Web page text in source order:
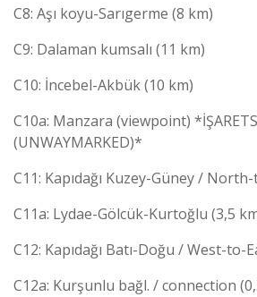
C8: Aşı koyu-Sarıgerme (8 km)
C9: Dalaman kumsalı (11 km)
C10: İncebel-Akbük (10 km)
C10a: Manzara (viewpoint)
(UNWAYMARKED)*
C11: Kapıdağı Kuzey-Güney /
C11a: Lydae-Gölcük-Kurtoğlu (3,5
C12: Kapıdağı Batı-Doğu / West-to-
C12a: Kurşunlu bağl. / connection